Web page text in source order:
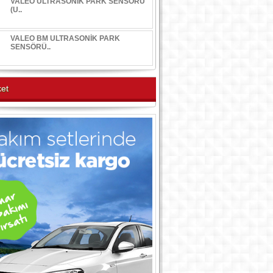
(U..
VALEO BM ULTRASONİK PARK
SENSÖRÜ..